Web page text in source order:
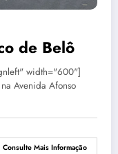
de Belô
width="600"]
Avenida Afonso
Consulte Mais Informação